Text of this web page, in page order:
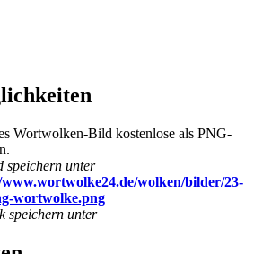
Wortwolken-Bild kostenlose als PNG-
speichern unter
wolken/bilder/23-
wortwolke.png
speichern unter